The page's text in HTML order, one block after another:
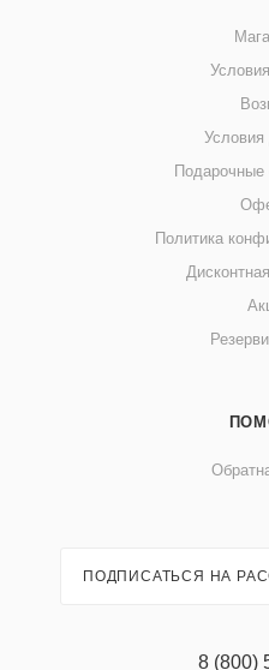
Условия
Подарочные
Политика
ПОДПИСАТЬСЯ НА
8 (800)